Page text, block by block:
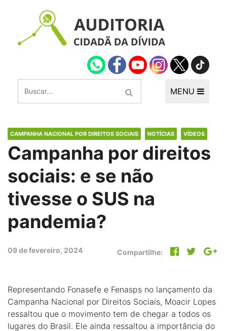
MENU
CAMPANHA NACIONAL POR DIREITOS SOCIAIS NOTÍCIAS VÍDEOS
Campanha por direitos
sociais: e se não
tivesse o SUS na
pandemia?
09 de fevereiro, 2024 Compartilhe:
Representando Fonasefe e Fenasps no lançamento da
Campanha Nacional por Direitos Sociais, Moacir Lopes
ressaltou que o movimento tem de chegar a todos os
lugares do Brasil. Ele ainda ressaltou a importância do